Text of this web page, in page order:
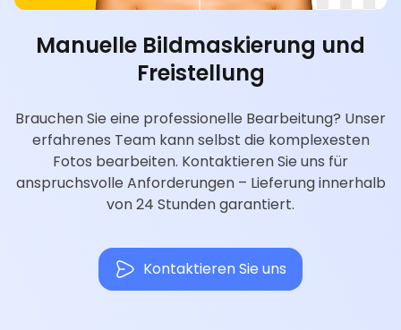
Manuelle Bildmaskierung und
Freistellung
Brauchen Sie eine professionelle Bearbeitung? Unser
erfahrenes Team kann selbst die komplexesten
Fotos bearbeiten. Kontaktieren Sie uns für
anspruchsvolle Anforderungen – Lieferung innerhalb
von 24 Stunden garantiert.
Kontaktieren Sie uns